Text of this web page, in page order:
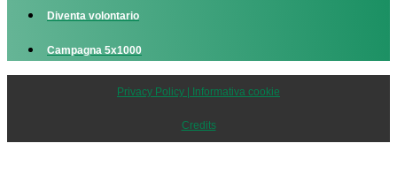
Diventa volontario
Campagna 5x1000
Privacy Policy | Informativa cookie
Credits